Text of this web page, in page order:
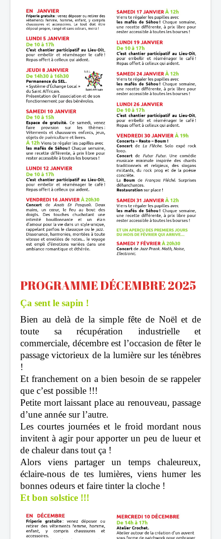
PROGRAMME DÉCEMBRE 2025
Ça sent le sapin !
Bien au delà de la simple fête de Noël et de
toute sa récupération industrielle et
commerciale, décembre est l’occasion de fêter le
passage victorieux de la lumière sur les ténèbres
!
Et franchement on a bien besoin de se rappeler
que c’est possible !!!
Petite mort laissant place au renouveau, passage
d’une année sur l’autre.
Les courtes journées et le froid mordant nous
invitent à agir pour apporter un peu de lueur et
de chaleur dans tout ça !
Alors viens partager un temps chaleureux,
éclaire-nous de tes lumières, viens humer les
bonnes odeurs et faire tinter la cloche !
Et bon solstice !!!